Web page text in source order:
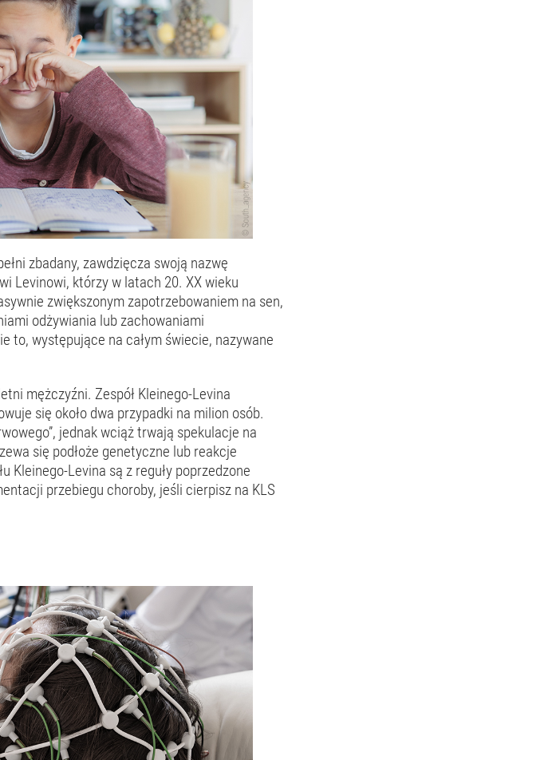
zbadany, zawdzięcza swoją nazwę
Levinowi, którzy w latach 20. XX wieku
zwiększonym zapotrzebowaniem na sen,
odżywiania lub zachowaniami
to, występujące na całym świecie, nazywane
mężczyźni. Zespół Kleinego-Levina
się około dwa przypadki na milion osób.
jednak wciąż trwają spekulacje na
się podłoże genetyczne lub reakcje
Kleinego-Levina są z reguły poprzedzone
przebiegu choroby, jeśli cierpisz na KLS